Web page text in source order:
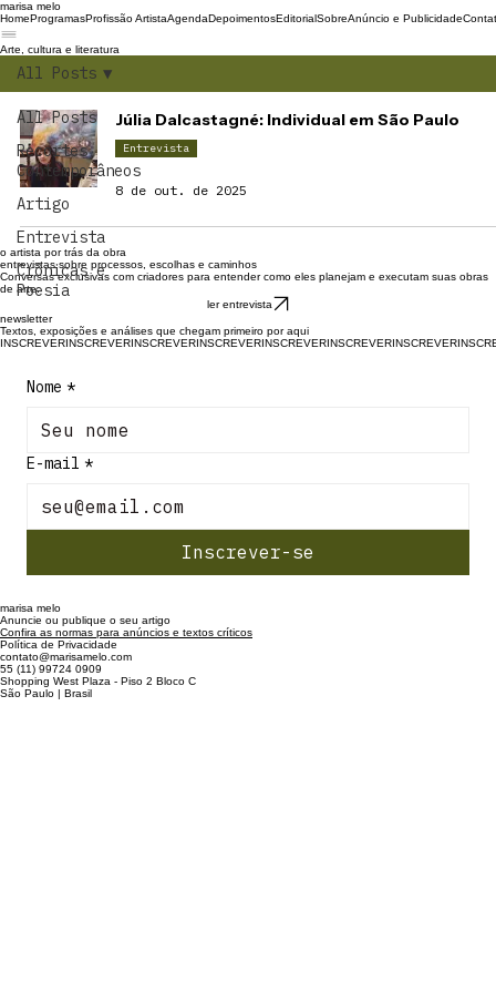
marisa melo
HomeProgramasProfissão ArtistaAgendaDepoimentosEditorialSobreAnúncio e Publicidade
Arte, cultura e literatura
All Posts
Recortes
Contemporâneos
Artigo
Entrevista
Crônicas e
Poesia
All Posts
Júlia Dalcastagné: Individual em São Paulo
Entrevista
8 de out. de 2025
o artista por trás da obra
entrevistas sobre processos, escolhas e caminhos
Conversas exclusivas com criadores para entender como eles planejam e executam suas obras
de arte.
ler entrevista
newsletter
Textos, exposições e análises que chegam primeiro por aqui
INSCREVER
Nome *
E-mail *
Inscrever-se
marisa melo
Anuncie ou publique o seu artigo
Confira as normas para anúncios e textos críticos
Política de Privacidade
contato@marisamelo.com
55 (11) 99724 0909
Shopping West Plaza - Piso 2 Bloco C
São Paulo | Brasil